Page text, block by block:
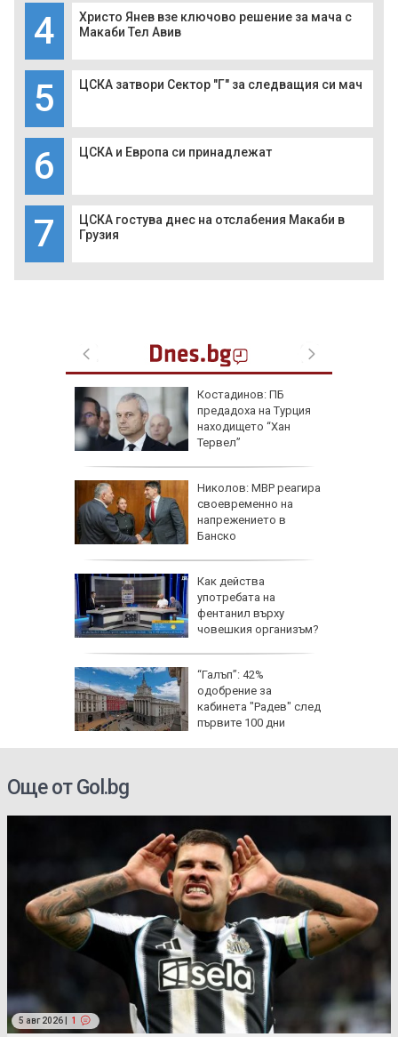
4
Христо Янев взе ключово решение за мача с
Макаби Тел Авив
5 ЦСКА затвори Сектор "Г" за следващия си мач
6 ЦСКА и Европа си принадлежат
7
ЦСКА гостува днес на отслабения Макаби в
Грузия
Костадинов: ПБ
предадоха на Турция
находището “Хан
Тервел”
Николов: МВР реагира
своевременно на
напрежението в
Банско
Как действа
употребата на
фентанил върху
човешкия организъм?
“Галъп”: 42%
одобрение за
кабинета "Радев" след
първите 100 дни
Още от Gol.bg
5 авг 2026 | 1